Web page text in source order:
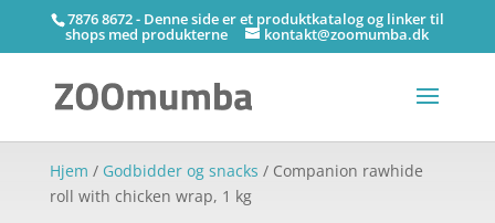
7876 8672 - Denne side er et produktkatalog og linker til
shops med produkterne kontakt@zoomumba.dk
Hjem / Godbidder og snacks / Companion rawhide
roll with chicken wrap, 1 kg